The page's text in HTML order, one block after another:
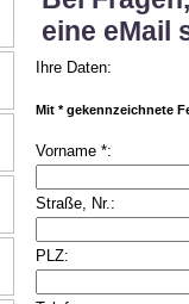
eine eMail
Ihre Daten:
Mit * gekennzeichnete
Vorname *:
Straße, Nr.:
PLZ: